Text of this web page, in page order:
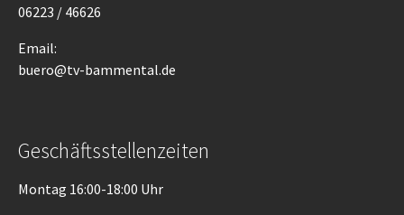
06223 / 46626
Email:
buero@tv-bammental.de
Geschäftsstellenzeiten
Montag 16:00-18:00 Uhr